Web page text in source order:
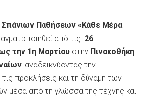
Σπάνιων Παθήσεων «Κάθε Μέρα
από τις 26
την 1η Μαρτίου στην Πινακοθήκη
, αναδεικνύοντας την
τις προκλήσεις και τη δύναμη των
μέσα από τη γλώσσα της τέχνης και